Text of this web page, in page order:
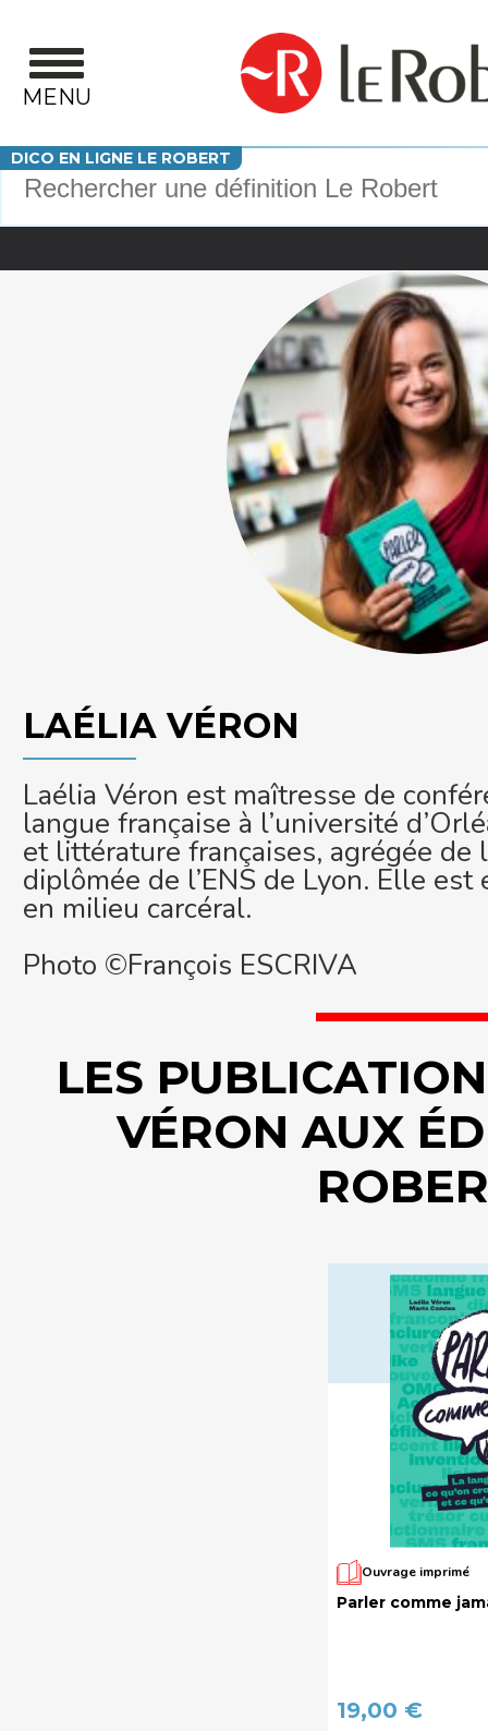
MENU
DICO EN LIGNE LE ROBERT
Votre recherche
LAÉLIA VÉRON
Laélia Véron est maîtresse de
langue française à l’université
et littérature françaises, agrégée
diplômée de l’ENS de Lyon. Elle
en milieu carcéral.
Photo ©François ESCRIVA
LES
VÉRON AUX
Ouvrage imprimé
Parler comme
19,00 €